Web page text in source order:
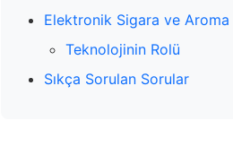
Elektronik Sigara ve Aroma
Teknolojinin Rolü
Sıkça Sorulan Sorular